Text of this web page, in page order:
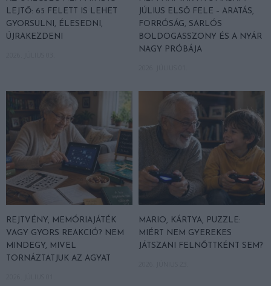
LEJTŐ: 65 FELETT IS LEHET
GYORSULNI, ÉLESEDNI,
ÚJRAKEZDENI
JÚLIUS ELSŐ FELE – ARATÁS,
FORRÓSÁG, SARLÓS
BOLDOGASSZONY ÉS A NYÁR
NAGY PRÓBÁJA
REJTVÉNY, MEMÓRIAJÁTÉK
VAGY GYORS REAKCIÓ? NEM
MINDEGY, MIVEL
TORNÁZTATJUK AZ AGYAT
MARIO, KÁRTYA, PUZZLE:
MIÉRT NEM GYEREKES
JÁTSZANI FELNŐTTKÉNT SEM?